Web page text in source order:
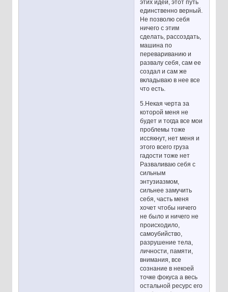
этих идей, этот путь
единственно верный.
Не позволю себя
ничего с этим
сделать, рассоздать,
машина по
перевариванию и
развалу себя, сам ее
создал и сам же
вкладываю в нее все
что есть.
5.Некая черта за
которой меня не
будет и тогда все мои
проблемы тоже
иссякнут, нет меня и
этого всего груза
гадости тоже нет
Разваливаю себя с
сильным
энтузиазмом,
сильнее замучить
себя, часть меня
хочет чтобы ничего
не было и ничего не
происходило,
самоубийство,
разрушение тела,
личности, памяти,
внимания, все
сознание в некоей
точке фокуса а весь
остальной ресурс его